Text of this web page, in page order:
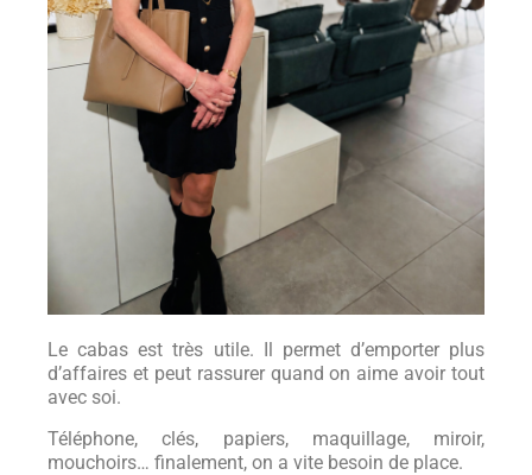
Le cabas est très utile. Il permet d’emporter plus
d’affaires et peut rassurer quand on aime avoir tout
avec soi.
Téléphone, clés, papiers, maquillage, miroir,
mouchoirs… finalement, on a vite besoin de place.